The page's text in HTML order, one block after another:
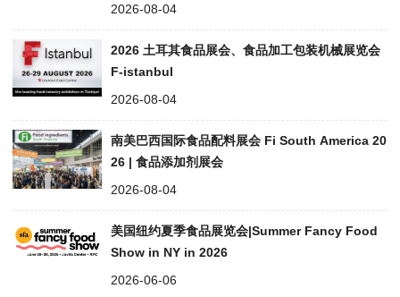
2026-08-04
2026 土耳其食品展会、食品加工包装机械展览会
F-istanbul
2026-08-04
南美巴西国际食品配料展会 Fi South America 20
26 | 食品添加剂展会
2026-08-04
美国纽约夏季食品展览会|Summer Fancy Food
Show in NY in 2026
2026-06-06